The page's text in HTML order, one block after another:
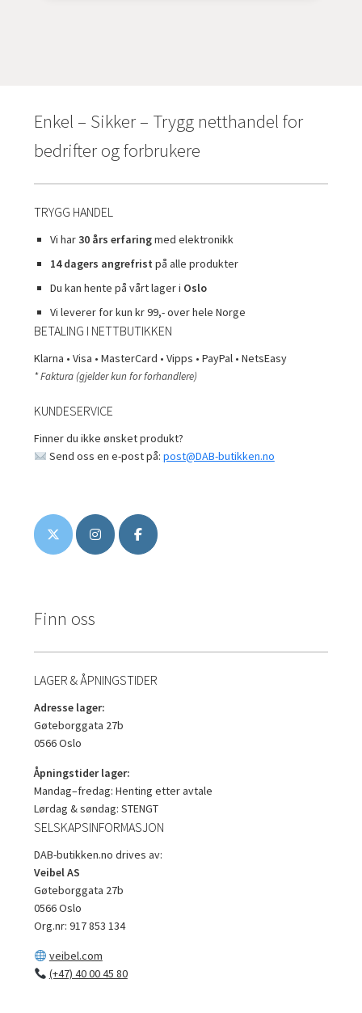
Enkel – Sikker – Trygg netthandel for
bedrifter og forbrukere
TRYGG HANDEL
Vi har30 års erfaringmed elektronikk
14 dagers angrefrist på alle produkter
Du kan hente på vårt lager i Oslo
Vi leverer for kun kr 99,- over hele Norge
BETALING I NETTBUTIKKEN
Klarna • Visa • MasterCard • Vipps • PayPal • NetsEasy
* Faktura (gjelder kun for forhandlere)
KUNDESERVICE
Finner du ikke ønsket produkt?
Send oss en e-post på: post@DAB-butikken.no
Finn oss
LAGER & ÅPNINGSTIDER
Adresse lager:
Gøteborggata 27b
0566 Oslo
Åpningstider lager:
Mandag–fredag: Henting etter avtale
Lørdag & søndag: STENGT
SELSKAPSINFORMASJON
DAB-butikken.no drives av:
Veibel AS
Gøteborggata 27b
0566 Oslo
Org.nr: 917 853 134
veibel.com
(+47) 40 00 45 80